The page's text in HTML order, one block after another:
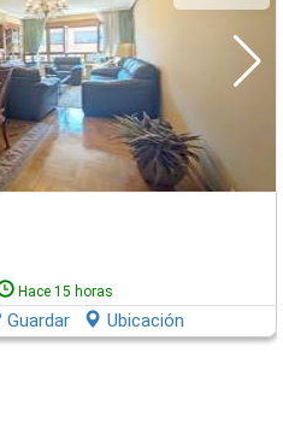
Hace 15 horas
Guardar Ubicación